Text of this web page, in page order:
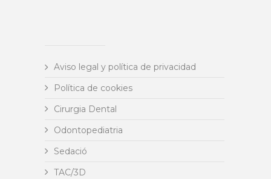
Aviso legal y política de privacidad
Política de cookies
Cirurgia Dental
Odontopediatria
Sedació
TAC/3D